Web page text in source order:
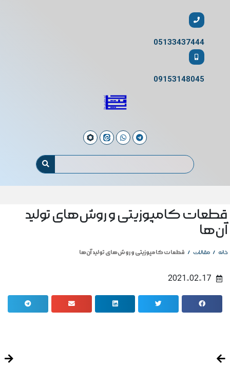
05133437444
09153148045
قطعات کامپوزیتی و روش‌های تولید
آن‌ها
خانه / مقالات / قطعات کامپوزیتی و روش‌های تولید آن‌ها
2021-02-17